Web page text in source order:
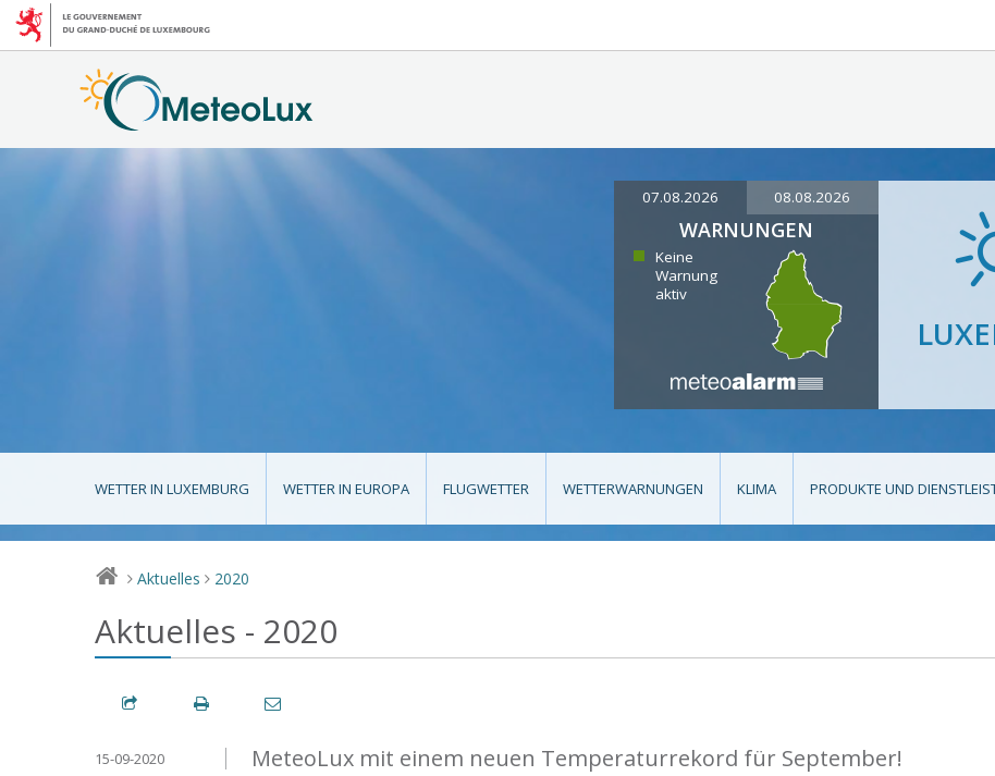
07.08.2026 08.08.2026
WARNUNGEN
Keine
Warnung
aktiv
WETTER IN LUXEMBURG WETTER IN EUROPA FLUGWETTER WETTERWARNUNGEN KLIMA PRODUKTE UND
> Aktuelles > 2020
Aktuelles - 2020
MeteoLux mit einem neuen Temperaturrekord für September!
15-09-2020